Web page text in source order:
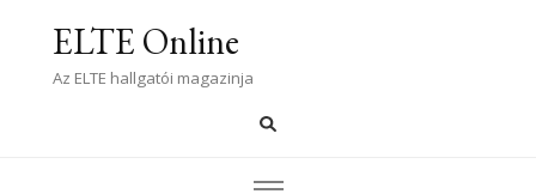
ELTE Online
Az ELTE hallgatói magazinja